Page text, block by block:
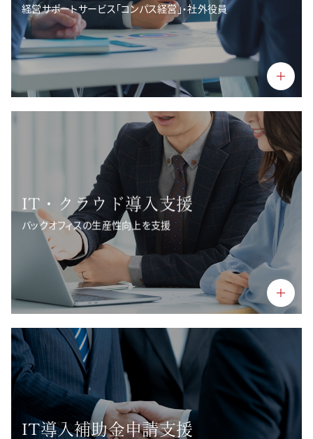
経営サポートサービス「コンパス経営」・社外役員
IT・クラウド導入支援
バックオフィスの生産性向上を支援
IT導入補助金申請支援